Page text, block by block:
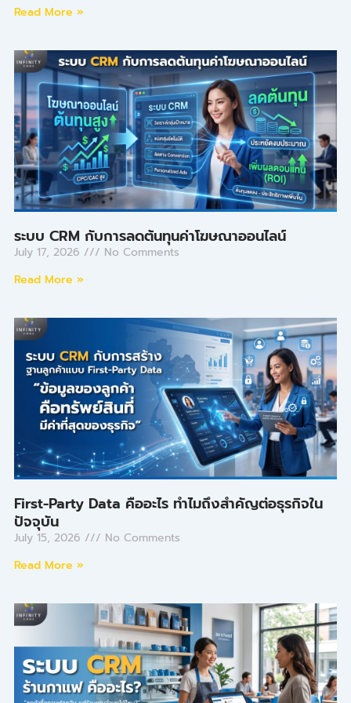
Read More »
ระบบ CRM กับการลดต้นทุนค่าโฆษณาออนไลน์
July 17, 2026
No Comments
Read More »
First-Party Data คืออะไร ทำไมถึงสำคัญต่อธุรกิจใน
ปัจจุบัน
July 15, 2026
No Comments
Read More »